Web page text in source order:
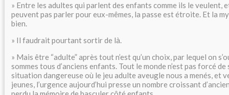
» Entre les adultes qui parlent des enfants comme ils le veulent,
peuvent pas parler pour eux-mêmes, la passe est étroite. Et la
bien.
» Il faudrait pourtant sortir de là.
» Mais être “adulte” après tout n’est qu’un choix, par lequel on
sommes tous d’anciens enfants. Tout le monde n’est pas forcé de
situation dangereuse où le jeu adulte aveugle nous a menés, et
jeunes, l’urgence aujourd’hui presse un nombre croissant